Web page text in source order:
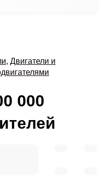
, Двигатели и
000